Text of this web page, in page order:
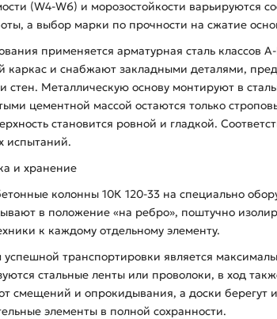
(W4-W6) и морозостойкости варьируются
а выбор марки по прочности на сжатие
применяется арматурная сталь классов
каркас и снабжают закладными деталями,
стен. Металлическую основу монтируют в
цементной массой остаются только
становится ровной и гладкой.
испытаний.
и хранение
колонны 10К 120-33 на специально
в положение «на ребро», поштучно
к каждому отдельному элементу.
успешной транспортировки является
стальные ленты или проволоки, в ход
смещений и опрокидывания, а доски берегут
элементы в полной сохранности.